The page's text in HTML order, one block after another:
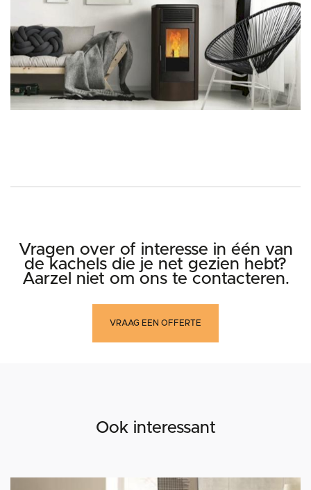
Vragen over of interesse in één van
de kachels die je net gezien hebt?
Aarzel niet om ons te contacteren.
VRAAG EEN OFFERTE
Ook interessant